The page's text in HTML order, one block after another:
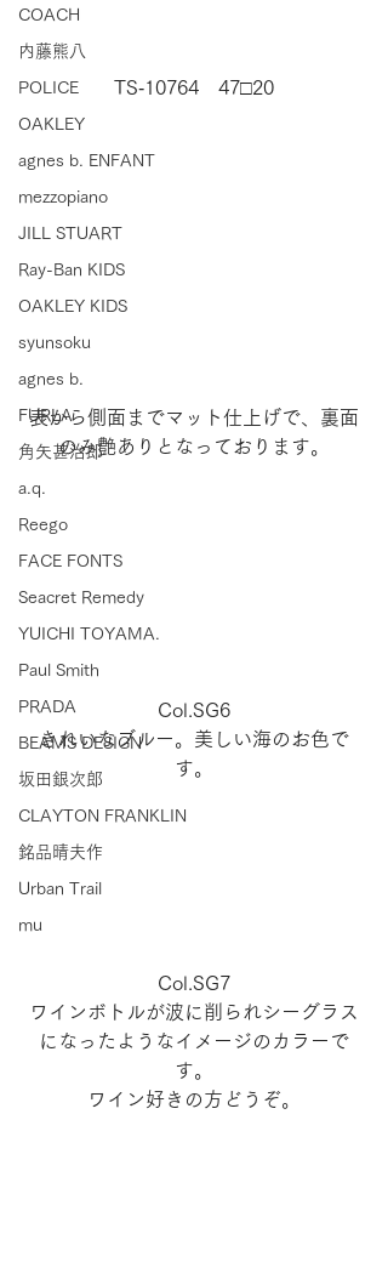
COACH
内藤熊八
POLICE
OAKLEY
agnes b. ENFANT
mezzopiano
JILL STUART
Ray-Ban KIDS
OAKLEY KIDS
syunsoku
agnes b.
FURLA
角矢甚治郎
a.q.
Reego
FACE FONTS
Seacret Remedy
YUICHI TOYAMA.
Paul Smith
PRADA
BEAMS DESIGN
坂田銀次郎
CLAYTON FRANKLIN
銘品晴夫作
Urban Trail
mu
TS‐10764　47□20
表から側面までマット仕上げで、裏面
のみ艶ありとなっております。
Col.SG6
きれいなブルー。美しい海のお色で
す。
Col.SG7
ワインボトルが波に削られシーグラス
になったようなイメージのカラーで
す。
ワイン好きの方どうぞ。